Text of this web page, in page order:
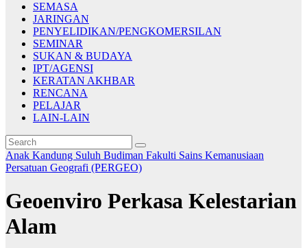
SEMASA
JARINGAN
PENYELIDIKAN/PENGKOMERSILAN
SEMINAR
SUKAN & BUDAYA
IPT/AGENSI
KERATAN AKHBAR
RENCANA
PELAJAR
LAIN-LAIN
Anak Kandung Suluh Budiman Fakulti Sains Kemanusiaan
Persatuan Geografi (PERGEO)
Geoenviro Perkasa Kelestarian
Alam